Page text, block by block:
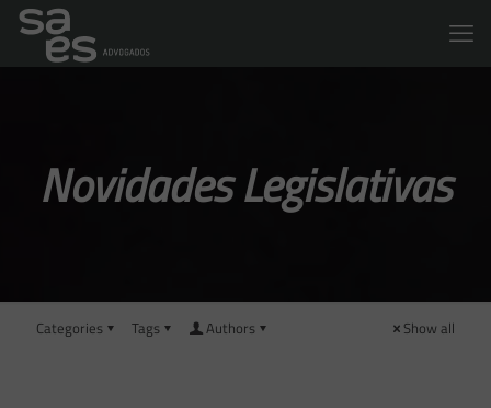
Novidades Legislativas
Categories Tags Authors Show all